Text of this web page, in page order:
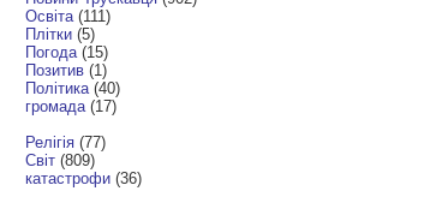
Освіта (111)
Плітки (5)
Погода (15)
Позитив (1)
Політика (40)
громада (17)
Релігія (77)
Світ (809)
катастрофи (36)